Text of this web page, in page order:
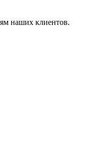
наших клиентов.